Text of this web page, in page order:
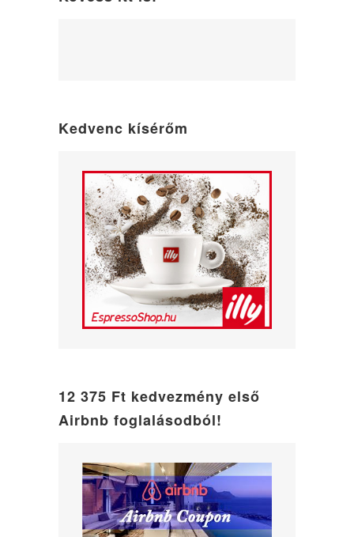
Kedvenc kísérőm
12 375 Ft kedvezmény első
Airbnb foglalásodból!